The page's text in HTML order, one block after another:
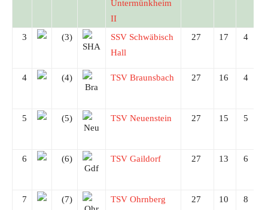
Untermünkheim
II
3
(3)
SSV Schwäbisch
Hall
27 17 4
4 (4) TSV Braunsbach 27 16 4
5 (5) TSV Neuenstein 27 15 5
6 (6) TSV Gaildorf 27 13 6
7 (7) TSV Ohrnberg 27 10 8